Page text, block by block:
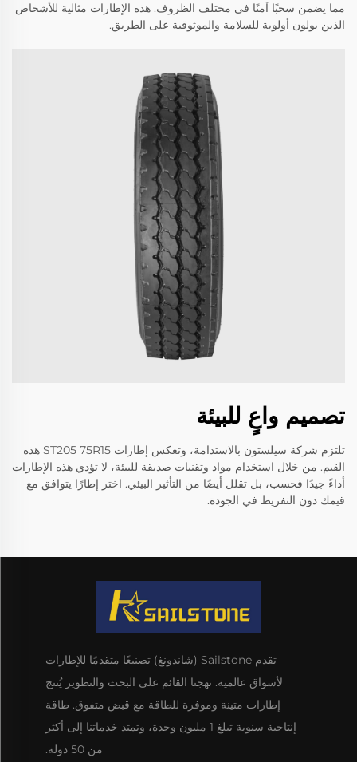
مما يضمن سحبًا آمنًا في مختلف الظروف. هذه الإطارات مثالية للأشخاص
الذين يولون أولوية للسلامة والموثوقية على الطريق.
تصميم واعٍ للبيئة
تلتزم شركة سيلستون بالاستدامة، وتعكس إطارات ST205 75R15 هذه
القيم. من خلال استخدام مواد وتقنيات صديقة للبيئة، لا تؤدي هذه الإطارات
أداءً جيدًا فحسب، بل تقلل أيضًا من التأثير البيئي. اختر إطارًا يتوافق مع
قيمك دون التفريط في الجودة.
تقدم Sailstone (شاندونغ) تصنيعًا متقدمًا للإطارات
لأسواق عالمية. نهجنا القائم على البحث والتطوير يُنتج
إطارات متينة وموفرة للطاقة مع قبض متفوق. طاقة
إنتاجية سنوية تبلغ 1 مليون وحدة، وتمتد خدماتنا إلى أكثر
من 50 دولة.